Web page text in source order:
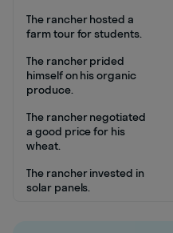
The rancher hosted a
farm tour for students.
The rancher prided
himself on his organic
produce.
The rancher negotiated
a good price for his
wheat.
The rancher invested in
solar panels.